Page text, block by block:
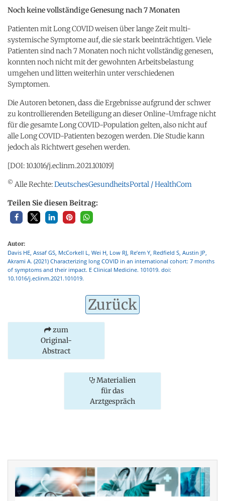
Noch keine vollständige Genesung nach 7 Monaten
Patienten mit Long COVID weisen über lange Zeit multi-
systemische Symptome auf, die sie stark beeinträchtigen. Viele
Patienten sind nach 7 Monaten noch nicht vollständig genesen,
konnten noch nicht mit der gewohnten Arbeitsbelastung
umgehen und litten weiterhin unter verschiedenen
Symptomen.
Die Autoren betonen, dass die Ergebnisse aufgrund der schwer
zu kontrollierenden Beteiligung an dieser Online-Umfrage nicht
für die gesamte Long COVID-Population gelten, also nicht auf
alle Long COVID-Patienten bezogen werden. Die Studie kann
jedoch als Richtwert gesehen werden.
[DOI: 10.1016/j.eclinm.2021.101019]
© Alle Rechte:DeutschesGesundheitsPortal / HealthCom
Teilen Sie diesen Beitrag:
Autor:
Davis HE, Assaf GS, McCorkell L, Wei H, Low RJ, Re’em Y, Redfield S, Austin JP,
Akrami A. (2021) Characterizing long COVID in an international cohort: 7 months
of symptoms and their impact. E Clinical Medicine. 101019. doi:
10.1016/j.eclinm.2021.101019.
Zurück
zum
Original-
Abstract
Materialien
für das
Arztgespräch